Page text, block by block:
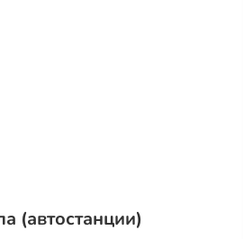
(автостанции)